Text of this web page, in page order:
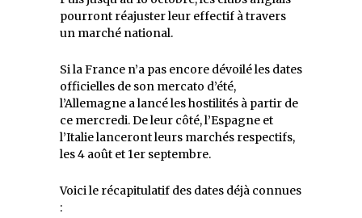
pourront réajuster leur effectif à travers
un marché national.
Si la France n’a pas encore dévoilé les dates
officielles de son mercato d’été,
l’Allemagne a lancé les hostilités à partir de
ce mercredi. De leur côté, l’Espagne et
l’Italie lanceront leurs marchés respectifs,
les 4 août et 1er septembre.
Voici le récapitulatif des dates déjà connues
: